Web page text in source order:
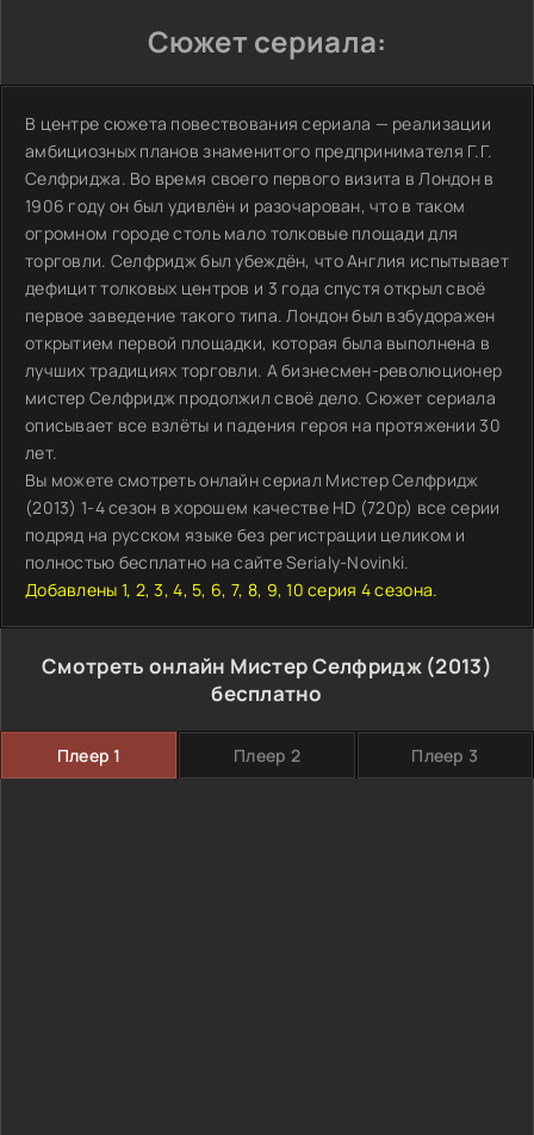
Сюжет сериала:
В центре сюжета повествования сериала — реализации
амбициозных планов знаменитого предпринимателя Г.Г.
Селфриджа. Во время своего первого визита в Лондон в
1906 году он был удивлён и разочарован, что в таком
огромном городе столь мало толковые площади для
торговли. Селфридж был убеждён, что Англия испытывает
дефицит толковых центров и 3 года спустя открыл своё
первое заведение такого типа. Лондон был взбудоражен
открытием первой площадки, которая была выполнена в
лучших традициях торговли. А бизнесмен-революционер
мистер Селфридж продолжил своё дело. Сюжет сериала
описывает все взлёты и падения героя на протяжении 30
лет.
Вы можете смотреть онлайн сериал Мистер Селфридж
(2013) 1-4 сезон в хорошем качестве HD (720p) все серии
подряд на русском языке без регистрации целиком и
полностью бесплатно на сайте Serialy-Novinki.
Добавлены 1, 2, 3, 4, 5, 6, 7, 8, 9, 10 серия 4 сезона.
Смотреть онлайн Мистер Селфридж (2013)
бесплатно
Плеер 1 Плеер 2 Плеер 3